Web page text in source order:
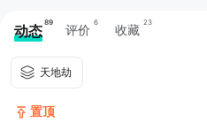
动态 89 评价 6 收藏 23
天地劫
置顶